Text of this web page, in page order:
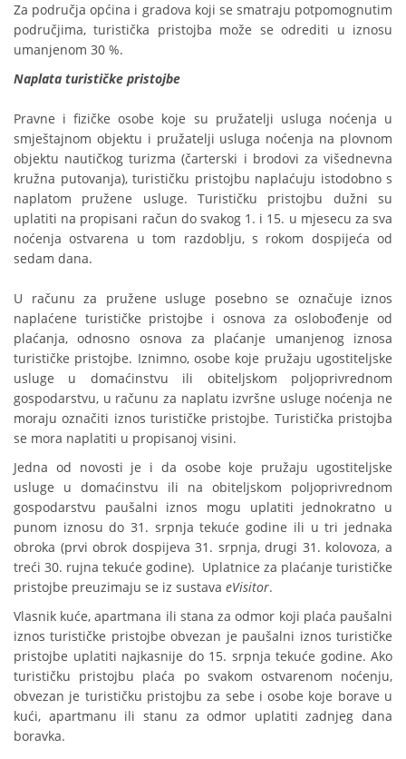
Za područja općina i gradova koji se smatraju potpomognutim
područjima, turistička pristojba može se odrediti u iznosu
umanjenom 30 %.
Naplata turističke pristojbe
Pravne i fizičke osobe koje su pružatelji usluga noćenja u
smještajnom objektu i pružatelji usluga noćenja na plovnom
objektu nautičkog turizma (čarterski i brodovi za višednevna
kružna putovanja), turističku pristojbu naplaćuju istodobno s
naplatom pružene usluge. Turističku pristojbu dužni su
uplatiti na propisani račun do svakog 1. i 15. u mjesecu za sva
noćenja ostvarena u tom razdoblju, s rokom dospijeća od
sedam dana.
U računu za pružene usluge posebno se označuje iznos
naplaćene turističke pristojbe i osnova za oslobođenje od
plaćanja, odnosno osnova za plaćanje umanjenog iznosa
turističke pristojbe. Iznimno, osobe koje pružaju ugostiteljske
usluge u domaćinstvu ili obiteljskom poljoprivrednom
gospodarstvu, u računu za naplatu izvršne usluge noćenja ne
moraju označiti iznos turističke pristojbe. Turistička pristojba
se mora naplatiti u propisanoj visini.
Jedna od novosti je i da osobe koje pružaju ugostiteljske
usluge u domaćinstvu ili na obiteljskom poljoprivrednom
gospodarstvu paušalni iznos mogu uplatiti jednokratno u
punom iznosu do 31. srpnja tekuće godine ili u tri jednaka
obroka (prvi obrok dospijeva 31. srpnja, drugi 31. kolovoza, a
treći 30. rujna tekuće godine). Uplatnice za plaćanje turističke
pristojbe preuzimaju se iz sustava eVisitor.
Vlasnik kuće, apartmana ili stana za odmor koji plaća paušalni
iznos turističke pristojbe obvezan je paušalni iznos turističke
pristojbe uplatiti najkasnije do 15. srpnja tekuće godine. Ako
turističku pristojbu plaća po svakom ostvarenom noćenju,
obvezan je turističku pristojbu za sebe i osobe koje borave u
kući, apartmanu ili stanu za odmor uplatiti zadnjeg dana
boravka.